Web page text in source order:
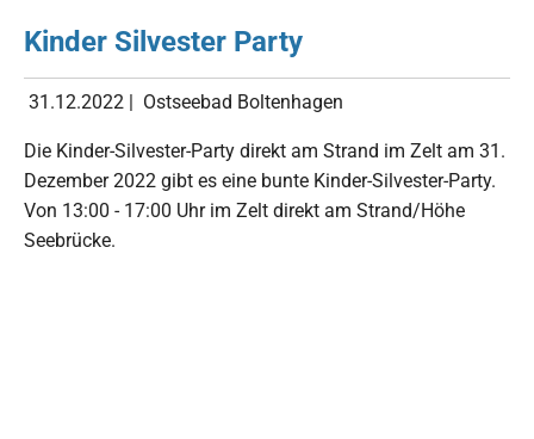
Kinder Silvester Party
31.12.2022 | Ostseebad Boltenhagen
Die Kinder-Silvester-Party direkt am Strand im Zelt am 31.
Dezember 2022 gibt es eine bunte Kinder-Silvester-Party.
Von 13:00 - 17:00 Uhr im Zelt direkt am Strand/Höhe
Seebrücke.